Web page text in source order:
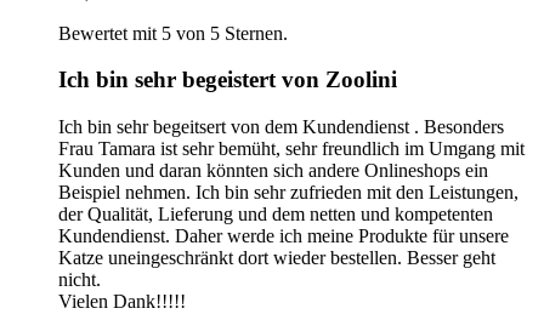
Bewertet mit 5 von 5 Sternen.
Ich bin sehr begeistert von Zoolini
Ich bin sehr begeitsert von dem Kundendienst . Besonders
Frau Tamara ist sehr bemüht, sehr freundlich im Umgang mit
Kunden und daran könnten sich andere Onlineshops ein
Beispiel nehmen. Ich bin sehr zufrieden mit den Leistungen,
der Qualität, Lieferung und dem netten und kompetenten
Kundendienst. Daher werde ich meine Produkte für unsere
Katze uneingeschränkt dort wieder bestellen. Besser geht
nicht.
Vielen Dank!!!!!